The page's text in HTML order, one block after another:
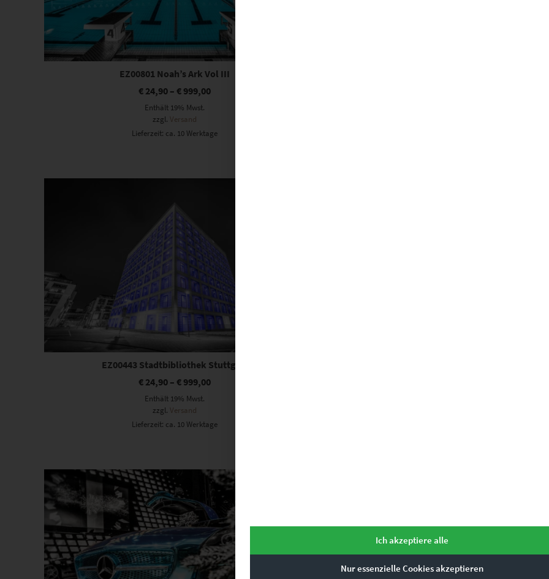
EZ00801 Noah’s Ark Vol III
€ 24,90 –€ 999,00
Enthält 19% Mwst.
zzgl.Versand
Lieferzeit: ca. 10 Werktage
Dieses Produkt weist mehrere Varianten auf. Die Optionen können auf der Produktseite gewählt werden
EZ00443 Stadtbibliothek Stuttgart
€ 24,90 –€ 999,00
Enthält 19% Mwst.
zzgl.Versand
Lieferzeit: ca. 10 Werktage
Dieses Produkt weist mehrere Varianten auf. Die Optionen können auf der Produktseite gewählt werden
Ich akzeptiere alle
Nur essenzielle Cookies akzeptieren